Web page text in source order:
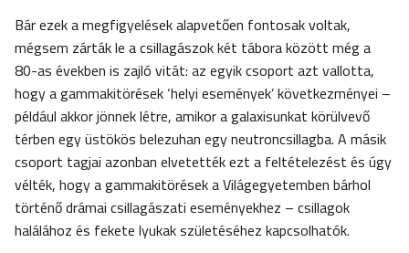
Bár ezek a megfigyelések alapvetően fontosak voltak,
mégsem zárták le a csillagászok két tábora között még a
80-as években is zajló vitát: az egyik csoport azt vallotta,
hogy a gammakitörések ‘helyi események’ következményei –
például akkor jönnek létre, amikor a galaxisunkat körülvevő
térben egy üstökös belezuhan egy neutroncsillagba. A másik
csoport tagjai azonban elvetették ezt a feltételezést és úgy
vélték, hogy a gammakitörések a Világegyetemben bárhol
történő drámai csillagászati eseményekhez – csillagok
halálához és fekete lyukak születéséhez kapcsolhatók.